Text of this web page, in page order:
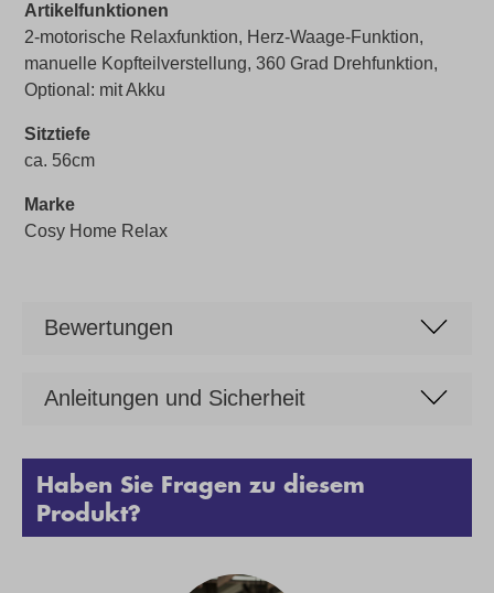
Artikelfunktionen
2-motorische Relaxfunktion, Herz-Waage-Funktion,
manuelle Kopfteilverstellung, 360 Grad Drehfunktion,
Optional: mit Akku
Sitztiefe
ca. 56cm
Marke
Cosy Home Relax
Bewertungen
Anleitungen und Sicherheit
Haben Sie Fragen zu diesem
Produkt?